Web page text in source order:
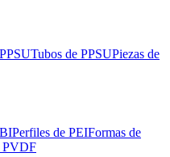
Tubos de PPSUPiezas de
Perfiles de PEIFormas de
PVDF